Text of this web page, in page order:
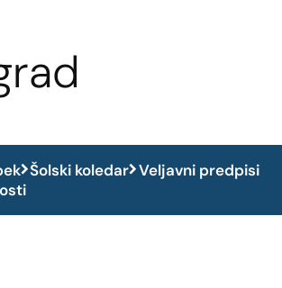
Šolski koledar Veljavni predpisi